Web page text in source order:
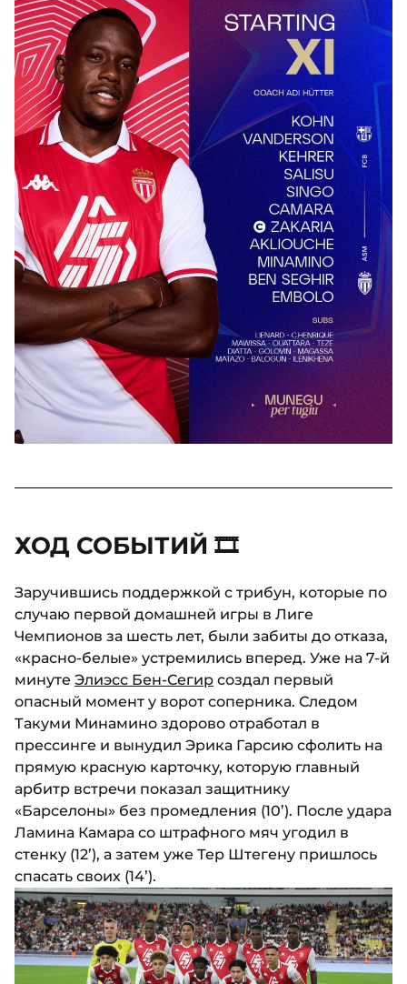
ХОД СОБЫТИЙ 🎞
Заручившись поддержкой с трибун, которые по
случаю первой домашней игры в Лиге
Чемпионов за шесть лет, были забиты до отказа,
«красно-белые» устремились вперед. Уже на 7-й
минуте Элиэсс Бен-Сегир создал первый
опасный момент у ворот соперника. Следом
Такуми Минамино здорово отработал в
прессинге и вынудил Эрика Гарсию сфолить на
прямую красную карточку, которую главный
арбитр встречи показал защитнику
«Барселоны» без промедления (10’). После удара
Ламина Камара со штрафного мяч угодил в
стенку (12’), а затем уже Тер Штегену пришлось
спасать своих (14’).